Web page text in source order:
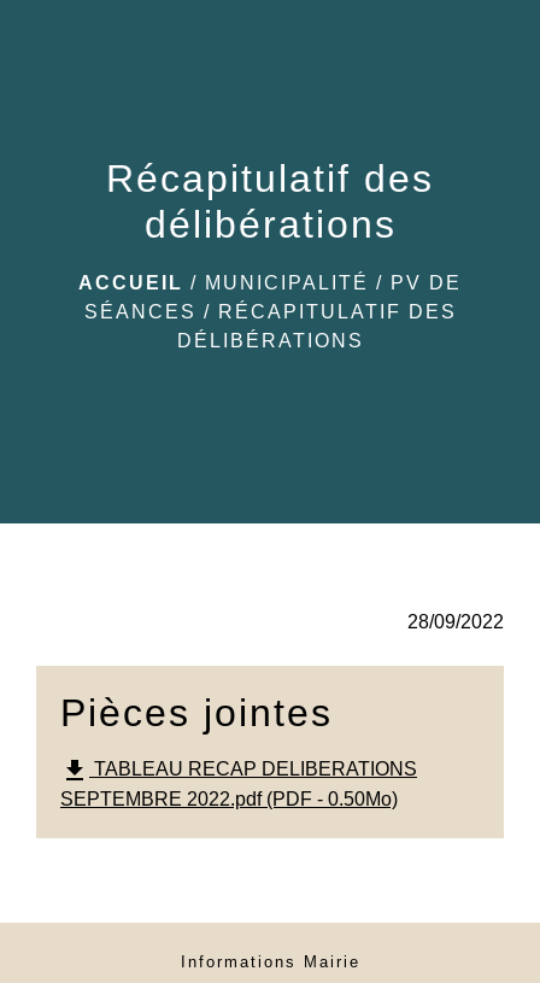
Récapitulatif des
délibérations
ACCUEIL / MUNICIPALITÉ / PV DE
SÉANCES / RÉCAPITULATIF DES
DÉLIBÉRATIONS
28/09/2022
Pièces jointes
file_download TABLEAU RECAP DELIBERATIONS
SEPTEMBRE 2022.pdf (PDF - 0.50Mo)
Informations Mairie